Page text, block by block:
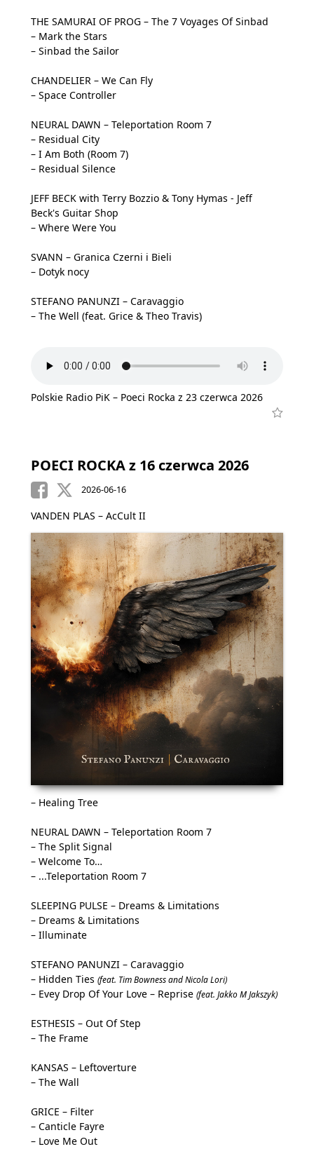
THE SAMURAI OF PROG – The 7 Voyages Of Sinbad
– Mark the Stars
– Sinbad the Sailor
CHANDELIER – We Can Fly
– Space Controller
NEURAL DAWN – Teleportation Room 7
– Residual City
– I Am Both (Room 7)
– Residual Silence
JEFF BECK with Terry Bozzio & Tony Hymas - Jeff
Beck's Guitar Shop
– Where Were You
SVANN – Granica Czerni i Bieli
– Dotyk nocy
STEFANO PANUNZI – Caravaggio
– The Well (feat. Grice & Theo Travis)
Polskie Radio PiK – Poeci Rocka z 23 czerwca 2026
POECI ROCKA z 16 czerwca 2026
2026-06-16
VANDEN PLAS – AcCult II
– Healing Tree
NEURAL DAWN – Teleportation Room 7
– The Split Signal
– Welcome To…
– ...Teleportation Room 7
SLEEPING PULSE – Dreams & Limitations
– Dreams & Limitations
– Illuminate
STEFANO PANUNZI – Caravaggio
– Hidden Ties (feat. Tim Bowness and Nicola Lori)
– Evey Drop Of Your Love – Reprise (feat. Jakko M Jakszyk)
ESTHESIS – Out Of Step
– The Frame
KANSAS – Leftoverture
– The Wall
GRICE – Filter
– Canticle Fayre
– Love Me Out